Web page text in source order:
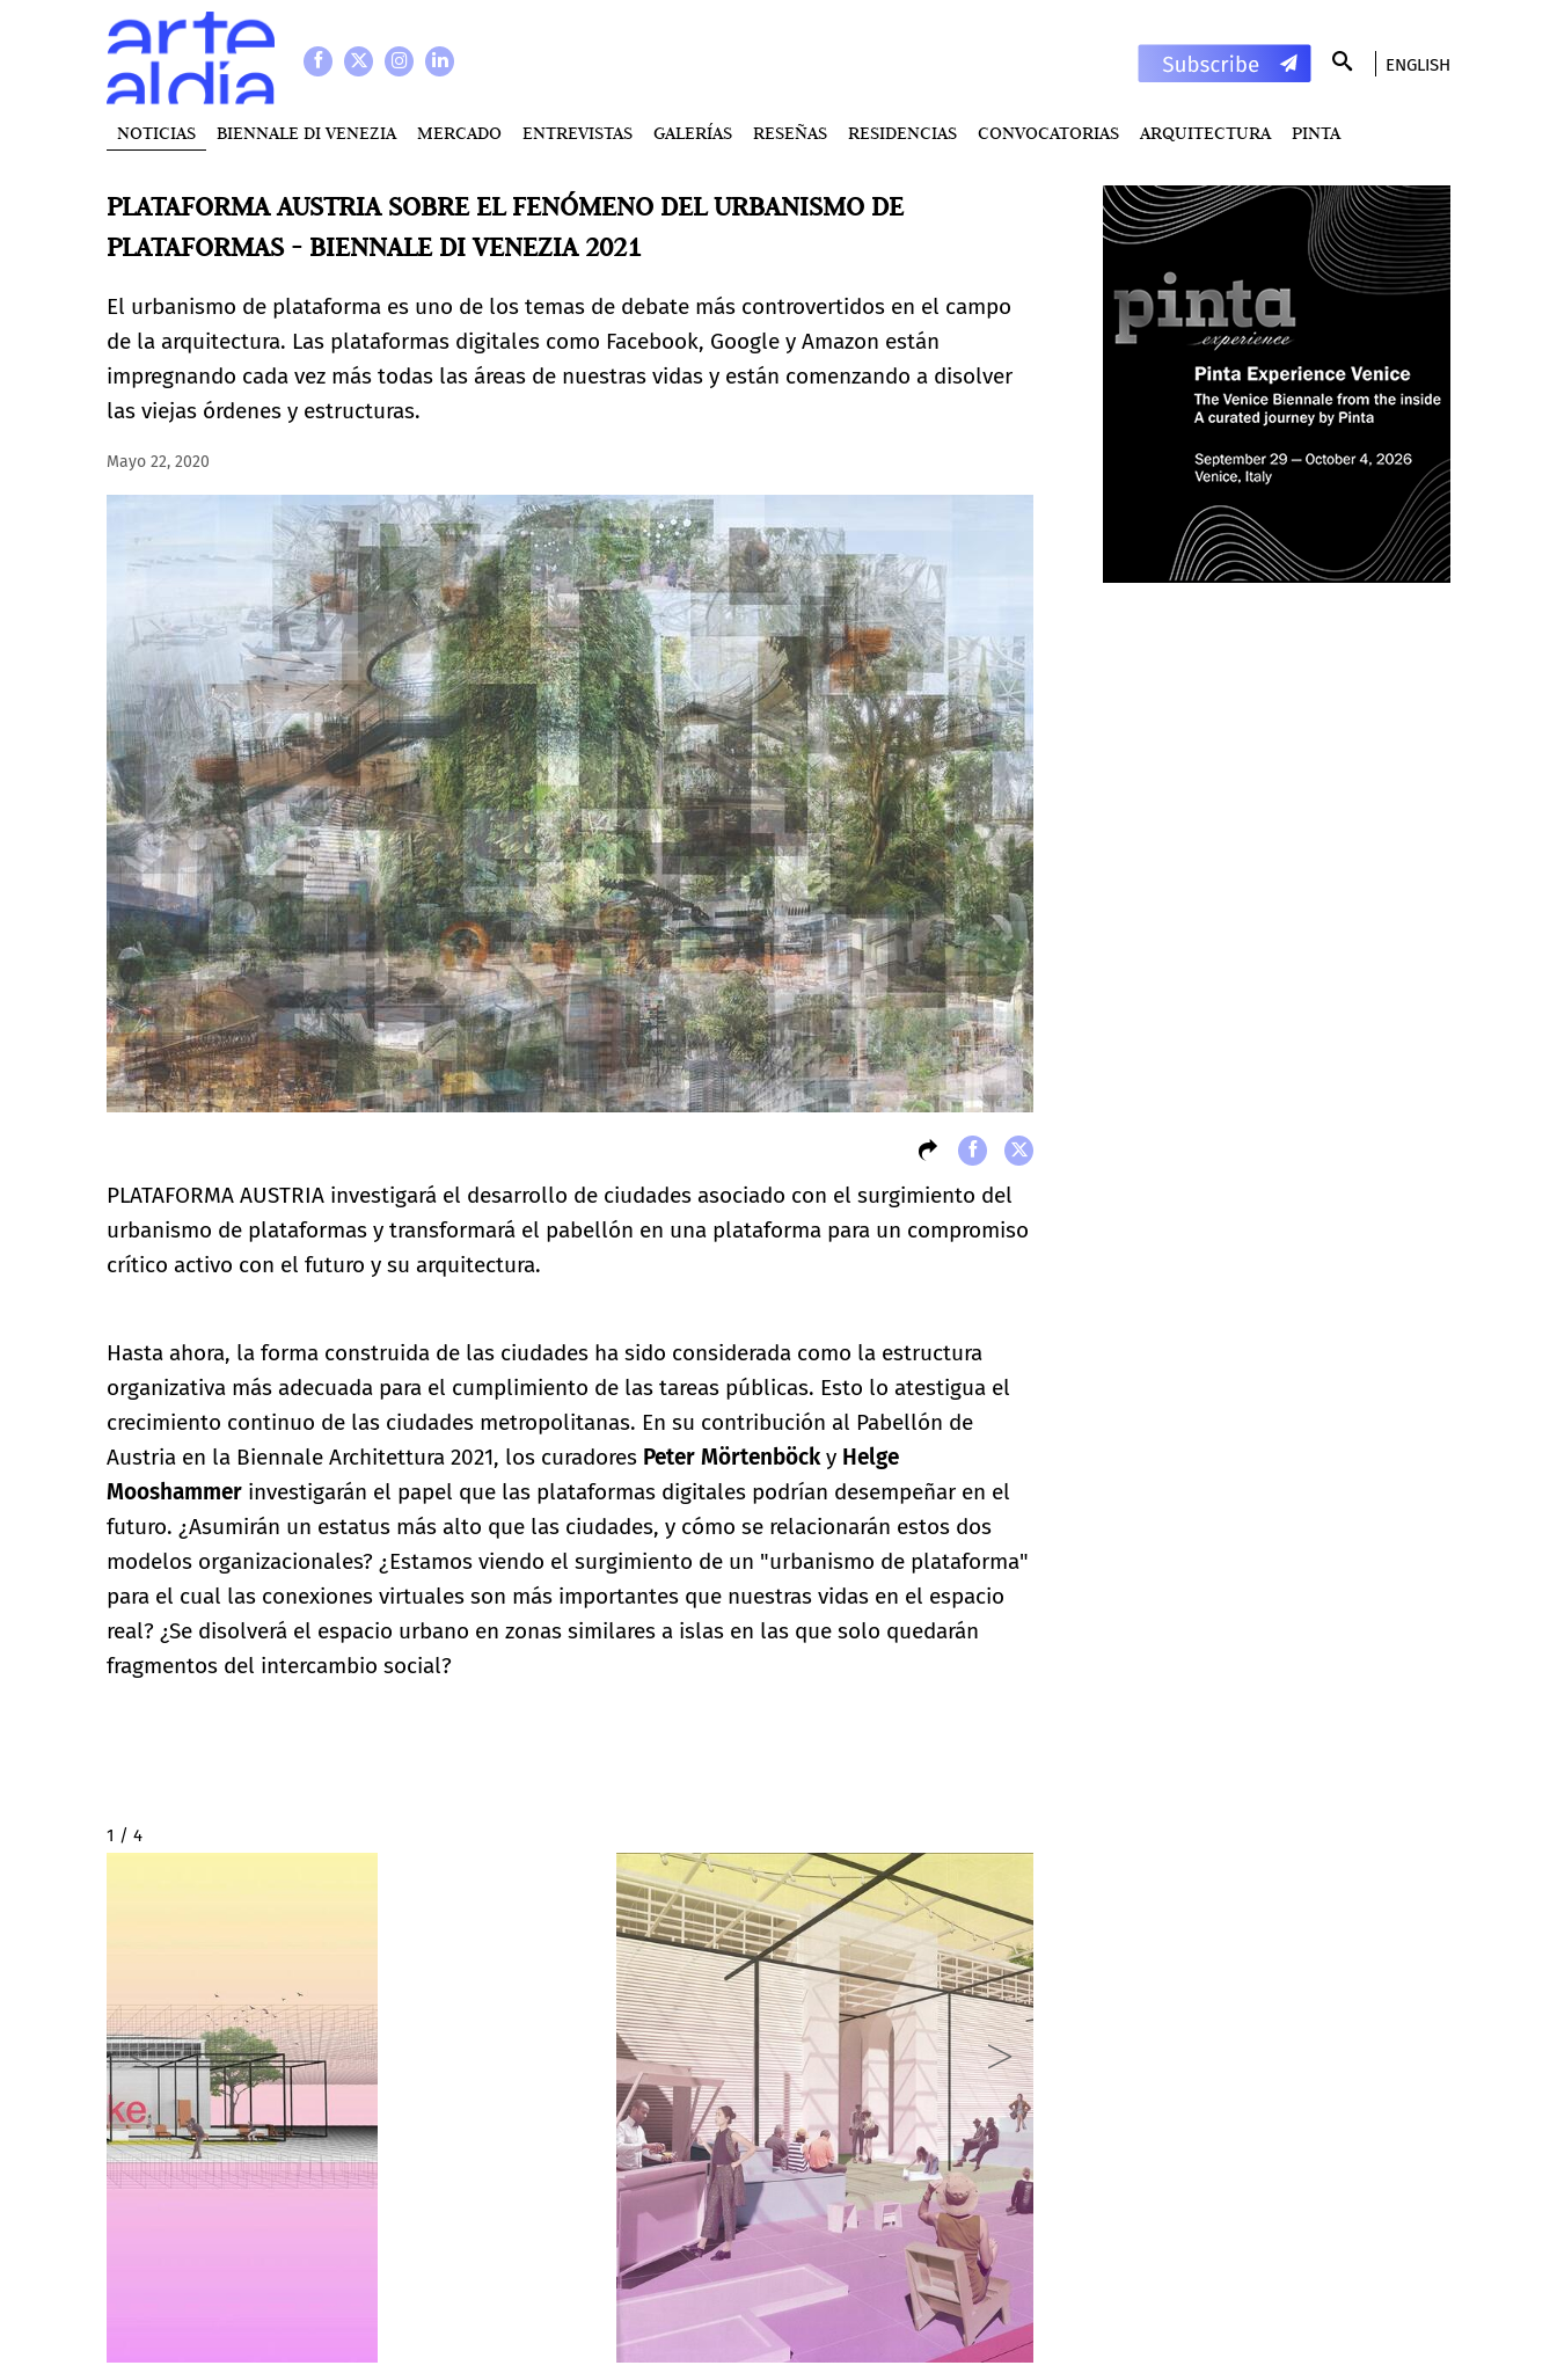
ENGLISH
NOTICIAS BIENNALE DI VENEZIA MERCADO ENTREVISTAS GALERÍAS RESEÑAS RESIDENCIAS CONVOCATORIAS ARQUITECTURA PINTA
PLATAFORMA AUSTRIA SOBRE EL FENÓMENO DEL URBANISMO DE
PLATAFORMAS - BIENNALE DI VENEZIA 2021
El urbanismo de plataforma es uno de los temas de debate más controvertidos en el campo
de la arquitectura. Las plataformas digitales como Facebook, Google y Amazon están
impregnando cada vez más todas las áreas de nuestras vidas y están comenzando a disolver
las viejas órdenes y estructuras.
Mayo 22, 2020
PLATAFORMA AUSTRIA investigará el desarrollo de ciudades asociado con el surgimiento del
urbanismo de plataformas y transformará el pabellón en una plataforma para un compromiso
crítico activo con el futuro y su arquitectura.
Hasta ahora, la forma construida de las ciudades ha sido considerada como la estructura
organizativa más adecuada para el cumplimiento de las tareas públicas. Esto lo atestigua el
crecimiento continuo de las ciudades metropolitanas. En su contribución al Pabellón de
Austria en la Biennale Architettura 2021, los curadores Peter Mörtenböcky Helge
Mooshammer investigarán el papel que las plataformas digitales podrían desempeñar en el
futuro. ¿Asumirán un estatus más alto que las ciudades, y cómo se relacionarán estos dos
modelos organizacionales? ¿Estamos viendo el surgimiento de un "urbanismo de plataforma"
para el cual las conexiones virtuales son más importantes que nuestras vidas en el espacio
real? ¿Se disolverá el espacio urbano en zonas similares a islas en las que solo quedarán
fragmentos del intercambio social?
2 / 4